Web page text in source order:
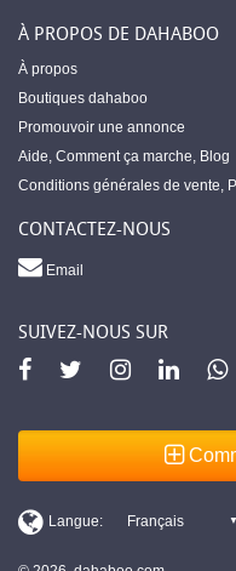
À PROPOS DE DAHABOO
À propos
Boutiques dahaboo
Promouvoir une annonce
Aide, Comment ça marche, Blog
Conditions générales de vente,
CONTACTEZ-NOUS
Email
SUIVEZ-NOUS SUR